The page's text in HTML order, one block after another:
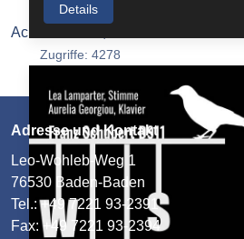
Details
Achim Fessler, 4.11.2019
Zugriffe: 4278
Adresse und Kontakt
Leo-Wohleb-Weg 1
76530 Baden-Baden
Tel.: +49 7221 93-2391
Fax: +49 7221 93-2394